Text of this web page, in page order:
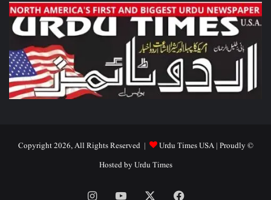
© Copyright 2026, All Rights Reserved |
Urdu Times USA| Proudly
Hosted byUrdu Times
Facebook
YouTube